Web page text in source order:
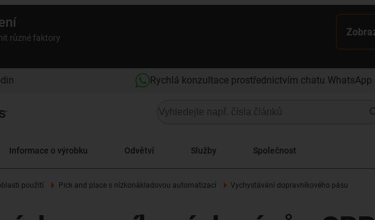
různé faktory
Rychlá konzultace prostřednictvím chatu WhatsApp
Informace o výrobku Odvětví Služby Společnost
použití Pick and place s nízkonákladovou automatizací Vychystávání dopravníkového pásu